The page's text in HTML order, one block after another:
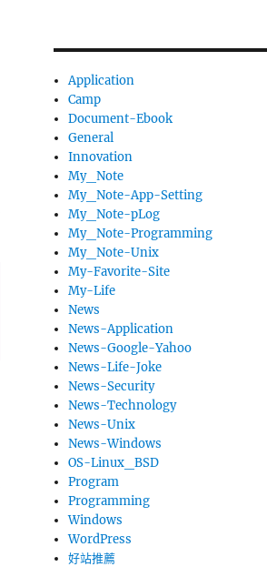
Application
Camp
Document-Ebook
General
Innovation
My_Note
My_Note-App-Setting
My_Note-pLog
My_Note-Programming
My_Note-Unix
My-Favorite-Site
My-Life
News
News-Application
News-Google-Yahoo
News-Life-Joke
News-Security
News-Technology
News-Unix
News-Windows
OS-Linux_BSD
Program
Programming
Windows
WordPress
好站推薦